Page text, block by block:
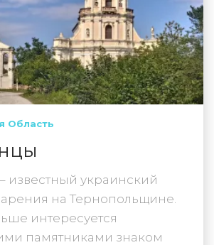
Область
известный украинский
на Тернопольщине.
интересуется
памятниками знаком